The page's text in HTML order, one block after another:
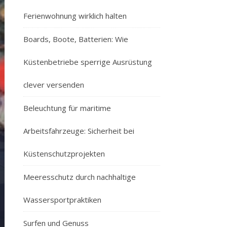
Ferienwohnung wirklich halten
Boards, Boote, Batterien: Wie
Küstenbetriebe sperrige Ausrüstung
clever versenden
Beleuchtung für maritime
Arbeitsfahrzeuge: Sicherheit bei
Küstenschutzprojekten
Meeresschutz durch nachhaltige
Wassersportpraktiken
Surfen und Genuss